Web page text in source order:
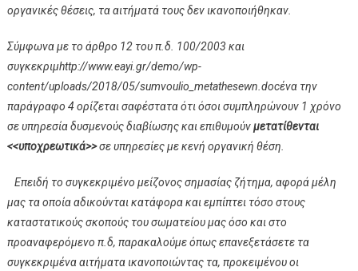
οργανικές θέσεις, τα αιτήματά τους δεν ικανοποιήθηκαν.
Σύμφωνα με το άρθρο 12 του π.δ. 100/2003 και
συγκεκριμhttp://www.eayi.gr/demo/wp-
content/uploads/2018/05/sumvoulio_metathesewn.docένα την
παράγραφο 4 ορίζεται σαφέστατα ότι όσοι συμπληρώνουν 1 χρόνο
σε υπηρεσία δυσμενούς διαβίωσης και επιθυμούνμετατίθενται
<<υποχρεωτικά>>σε υπηρεσίες με κενή οργανική θέση.
Επειδή το συγκεκριμένο μείζονος σημασίας ζήτημα, αφορά μέλη
μας τα οποία αδικούνται κατάφορα και εμπίπτει τόσο στους
καταστατικούς σκοπούς του σωματείου μας όσο και στο
προαναφερόμενο π.δ, παρακαλούμε όπως επανεξετάσετε τα
συγκεκριμένα αιτήματα ικανοποιώντας τα, προκειμένου οι